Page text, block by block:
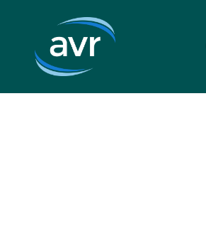
contenuto